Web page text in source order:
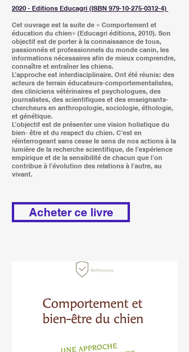
2020 - Editions Educagri (ISBN 979-10-275-0312-4)
Cet ouvrage est la suite de « Comportement et
éducation du chien» (Educagri éditions, 2010). Son
objectif est de porter à la connaissance de tous,
passionnés et professionnels du monde canin, les
informations nécessaires afin de mieux comprendre,
connaître et entraîner les chiens.
L’approche est interdisciplinaire. Ont été réunis: des
acteurs de terrain éducateurs-comportementalistes,
des cliniciens vétérinaires et psychologues, des
journalistes, des scientifiques et des enseignants-
chercheurs en anthropologie, sociologie, éthologie,
et génétique.
L’objectif est de présenter une vision holistique du
bien- être et du respect du chien. C’est en
réinterrogeant sans cesse le sens de nos actions à la
lumière de la recherche scientifique, de l’expérience
empirique et de la sensibilité de chacun que l’on
contribue à l’évolution des relations à l’autre, au
vivant.
Acheter ce livre